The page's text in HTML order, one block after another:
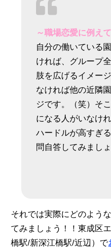
～職場恋愛に例え
自分の働いている
ければ、グループ
肢を広げるイメー
なければ他の近隣
ジです。（笑）そ
になる人がいなけ
ハードルが高すぎ
問自答してみましょ
それでは実際にどのよう
てみましょう！！東成区
橋駅/新深江橋駅/近辺）で